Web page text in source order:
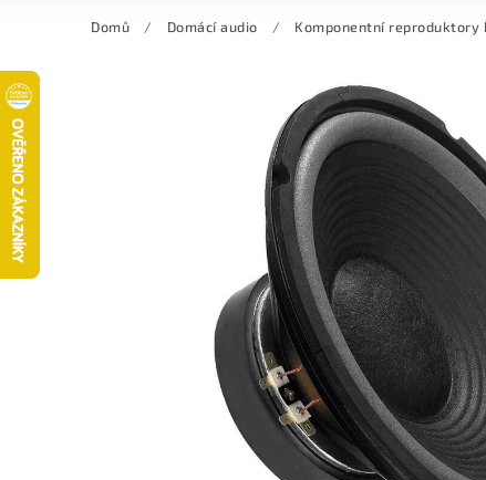
Domů / Domácí audio / Komponentní reproduktory